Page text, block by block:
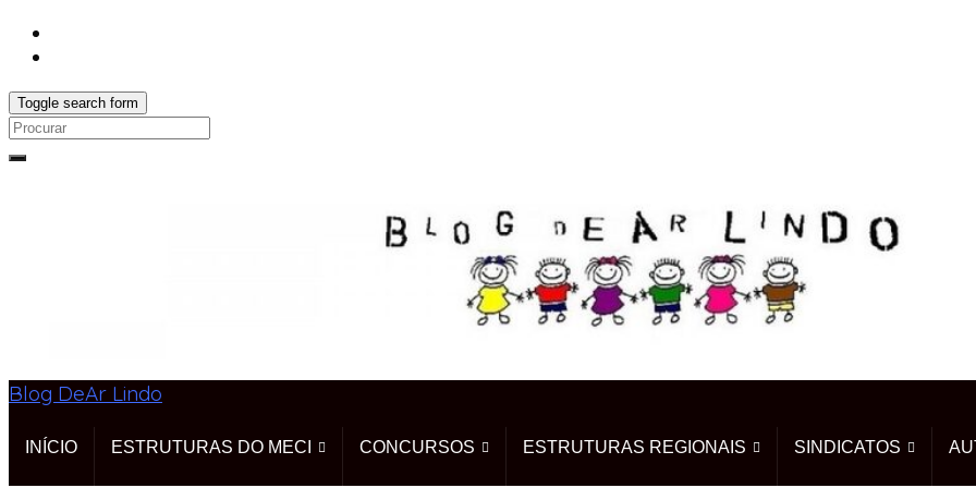
Toggle search form
Search
Blog DeAr Lindo
INÍCIO ESTRUTURAS DO MECI CONCURSOS ESTRUTURAS REGIONAIS SINDICATOS